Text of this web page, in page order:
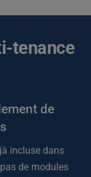
tenance
de
incluse dans
de modules